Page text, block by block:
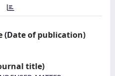
(Date of publication)
title)